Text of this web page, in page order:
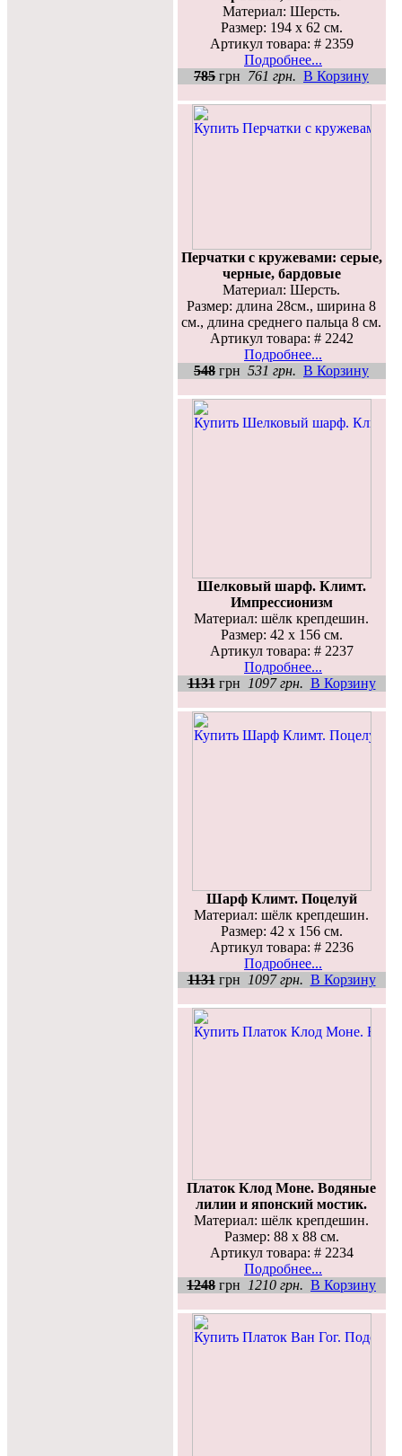
Материал: Шерсть.
Размер: 194 х 62 см.
Артикул товара: # 2359
Подробнее...
785 грн 761 грн. В Корзину
Перчатки с кружевами: серые,
черные, бардовые
Материал: Шерсть.
Размер: длина 28см., ширина 8
см., длина среднего пальца 8 см.
Артикул товара: # 2242
Подробнее...
548 грн 531 грн. В Корзину
Шелковый шарф. Климт.
Импрессионизм
Материал: шёлк крепдешин.
Размер: 42 х 156 см.
Артикул товара: # 2237
Подробнее...
1131грн 1097 грн. В Корзину
Шарф Климт. Поцелуй
Материал: шёлк крепдешин.
Размер: 42 х 156 см.
Артикул товара: # 2236
Подробнее...
1131грн 1097 грн. В Корзину
Платок Клод Моне. Водяные
лилии и японский мостик.
Материал: шёлк крепдешин.
Размер: 88 х 88 см.
Артикул товара: # 2234
Подробнее...
1248 грн 1210 грн. В Корзину